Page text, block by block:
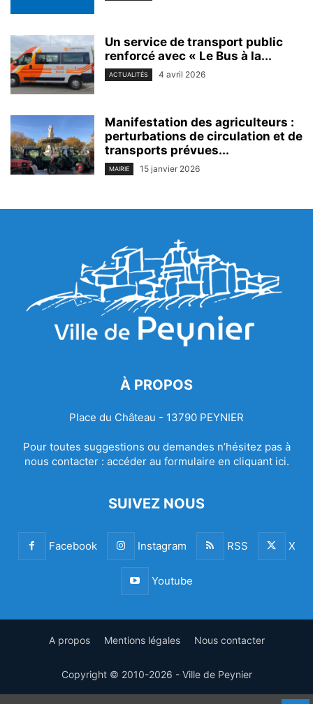
Un service de transport public
renforcé avec « Le Bus à la...
ACTUALITÉS 4 avril 2026
Manifestation des agriculteurs :
perturbations de circulation et de
transports prévues...
MAIRIE 15 janvier 2026
À PROPOS
Place du Château - 13790 PEYNIER
Pour toutes suggestions ou demandes n’hésitez pas à
nous contacter : accéder au formulaire en cliquant ici.
SUIVEZ NOUS
Facebook Instagram RSS X
Youtube
A propos Mentions légales Nous contacter
Copyright © 2010-2026 - Ville de Peynier